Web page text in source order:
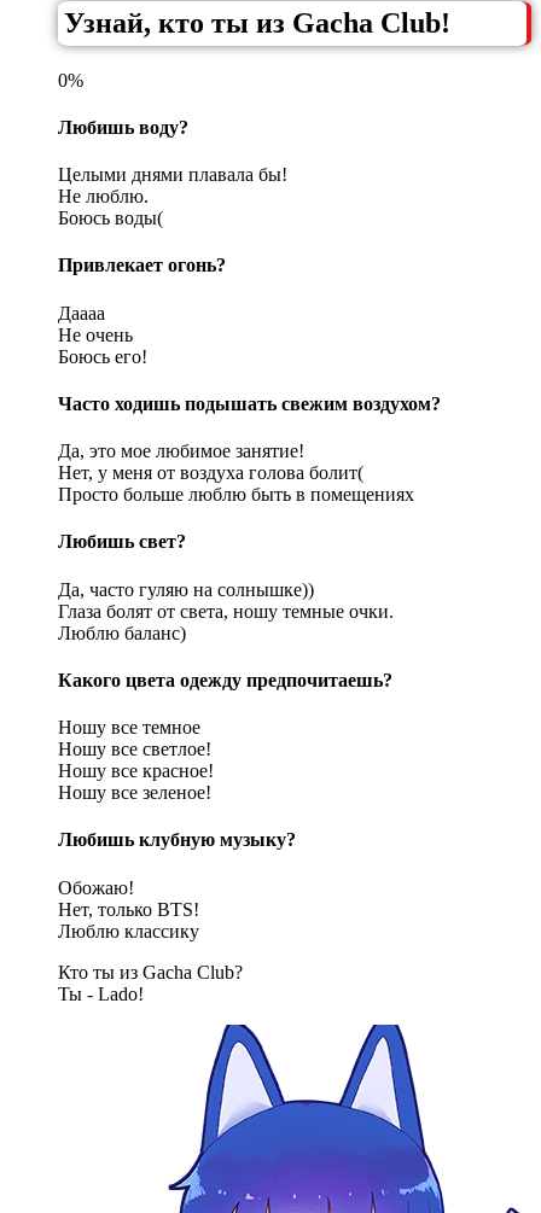
Узнай, кто ты из Gacha Club!
0%
Любишь воду?
Целыми днями плавала бы!
Не люблю.
Боюсь воды(
Привлекает огонь?
Даааа
Не очень
Боюсь его!
Часто ходишь подышать свежим воздухом?
Да, это мое любимое занятие!
Нет, у меня от воздуха голова болит(
Просто больше люблю быть в помещениях
Любишь свет?
Да, часто гуляю на солнышке))
Глаза болят от света, ношу темные очки.
Люблю баланс)
Какого цвета одежду предпочитаешь?
Ношу все темное
Ношу все светлое!
Ношу все красное!
Ношу все зеленое!
Любишь клубную музыку?
Обожаю!
Нет, только BTS!
Люблю классику
Кто ты из Gacha Club?
Ты - Lado!